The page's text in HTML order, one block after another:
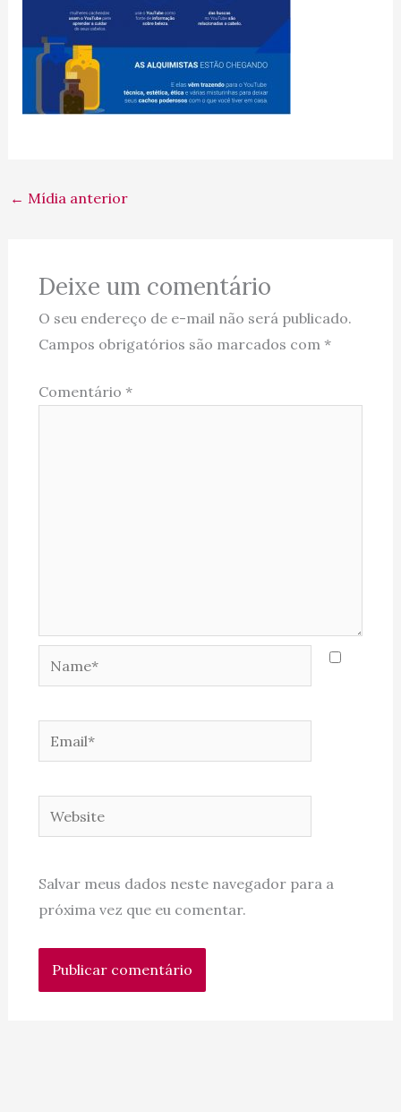
← Mídia anterior
Deixe um comentário
O seu endereço de e-mail não será publicado.
Campos obrigatórios são marcados com *
Comentário *
Name*
Email*
Website
Salvar meus dados neste navegador para a
próxima vez que eu comentar.